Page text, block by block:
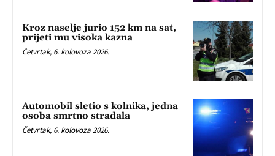
Kroz naselje jurio 152 km na sat,
prijeti mu visoka kazna
Četvrtak, 6. kolovoza 2026.
Automobil sletio s kolnika, jedna
osoba smrtno stradala
Četvrtak, 6. kolovoza 2026.